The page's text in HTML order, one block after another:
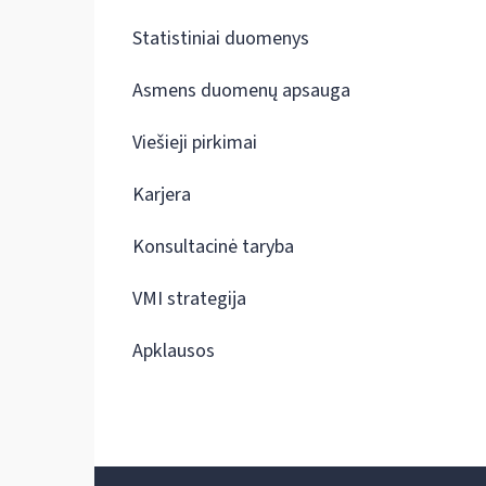
Statistiniai duomenys
Asmens duomenų apsauga
Viešieji pirkimai
Karjera
Konsultacinė taryba
VMI strategija
Apklausos